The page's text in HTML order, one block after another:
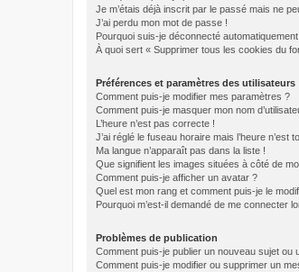
Je m’étais déjà inscrit par le passé mais ne
J’ai perdu mon mot de passe !
Pourquoi suis-je déconnecté
À quoi sert « Supprimer tous les cookies du
Préférences et paramètres des utilisateurs
Comment puis-je modifier mes paramètres ?
Comment puis-je masquer mon nom
L’heure n’est pas correcte !
J’ai réglé le fuseau horaire mais l’heure n’est
Ma langue n’apparaît pas dans la liste !
Que signifient les images situées à côté de
Comment puis-je afficher un avatar ?
Quel est mon rang et comment puis-je le
Pourquoi m’est-il demandé de me connecter
Problèmes de publication
Comment puis-je publier un nouveau sujet ou
Comment puis-je modifier ou supprimer un